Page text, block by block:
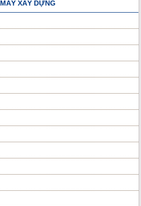
MÁY XÂY DỰNG